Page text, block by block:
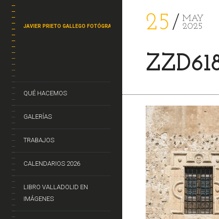
JAVIER PRIETO GALLEGO FOTÓGRAFO
QUÉ HACEMOS
GALERÍAS
TRABAJOS
CALENDARIOS 2026
LIBRO VALLADOLID EN
IMÁGENES
25
MAY
2025